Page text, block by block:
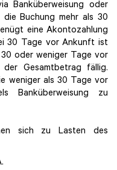
Banküberweisung oder
Buchung mehr als 30
eine Akontozahlung
30 Tage vor Ankunft ist
oder weniger Tage vor
Gesamtbetrag fällig.
weniger als 30 Tage vor
Banküberweisung zu
sich zu Lasten des